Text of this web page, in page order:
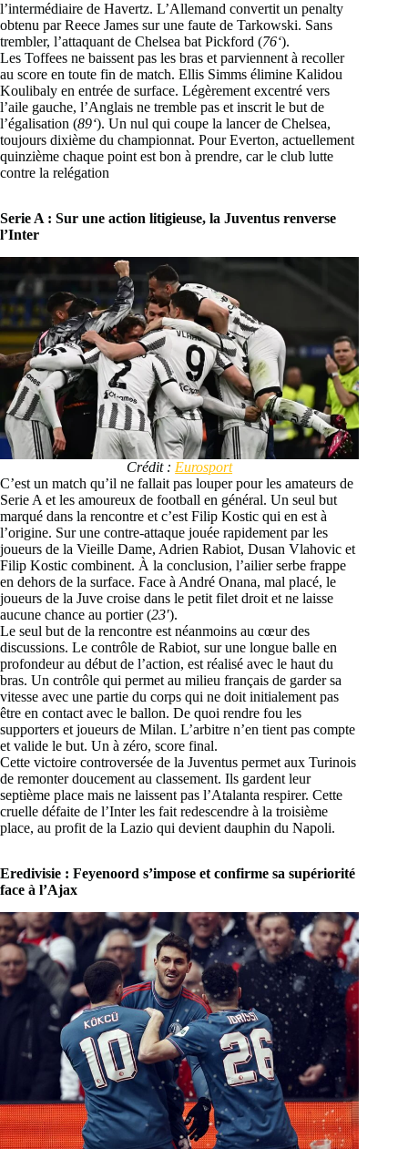
l’intermédiaire de Havertz. L’Allemand convertit un penalty
obtenu par Reece James sur une faute de Tarkowski. Sans
trembler, l’attaquant de Chelsea bat Pickford (76‘).
Les Toffees ne baissent pas les bras et parviennent à recoller
au score en toute fin de match. Ellis Simms élimine Kalidou
Koulibaly en entrée de surface. Légèrement excentré vers
l’aile gauche, l’Anglais ne tremble pas et inscrit le but de
l’égalisation (89‘). Un nul qui coupe la lancer de Chelsea,
toujours dixième du championnat. Pour Everton, actuellement
quinzième chaque point est bon à prendre, car le club lutte
contre la relégation
Serie A : Sur une action litigieuse, la Juventus renverse
l’Inter
Crédit : Eurosport
C’est un match qu’il ne fallait pas louper pour les amateurs de
Serie A et les amoureux de football en général. Un seul but
marqué dans la rencontre et c’est Filip Kostic qui en est à
l’origine. Sur une contre-attaque jouée rapidement par les
joueurs de la Vieille Dame, Adrien Rabiot, Dusan Vlahovic et
Filip Kostic combinent. À la conclusion, l’ailier serbe frappe
en dehors de la surface. Face à André Onana, mal placé, le
joueurs de la Juve croise dans le petit filet droit et ne laisse
aucune chance au portier (23′).
Le seul but de la rencontre est néanmoins au cœur des
discussions. Le contrôle de Rabiot, sur une longue balle en
profondeur au début de l’action, est réalisé avec le haut du
bras. Un contrôle qui permet au milieu français de garder sa
vitesse avec une partie du corps qui ne doit initialement pas
être en contact avec le ballon. De quoi rendre fou les
supporters et joueurs de Milan. L’arbitre n’en tient pas compte
et valide le but. Un à zéro, score final.
Cette victoire controversée de la Juventus permet aux Turinois
de remonter doucement au classement. Ils gardent leur
septième place mais ne laissent pas l’Atalanta respirer. Cette
cruelle défaite de l’Inter les fait redescendre à la troisième
place, au profit de la Lazio qui devient dauphin du Napoli.
Eredivisie : Feyenoord s’impose et confirme sa supériorité
face à l’Ajax